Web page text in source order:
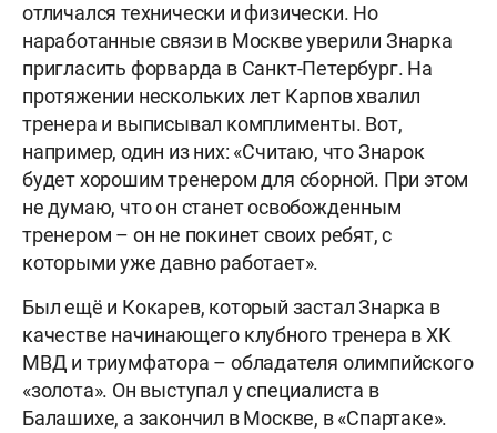
отличался технически и физически. Но
наработанные связи в Москве уверили Знарка
пригласить форварда в Санкт-Петербург. На
протяжении нескольких лет Карпов хвалил
тренера и выписывал комплименты. Вот,
например, один из них: «Считаю, что Знарок
будет хорошим тренером для сборной. При этом
не думаю, что он станет освобожденным
тренером – он не покинет своих ребят, с
которыми уже давно работает».
Был ещё и Кокарев, который застал Знарка в
качестве начинающего клубного тренера в ХК
МВД и триумфатора – обладателя олимпийского
«золота». Он выступал у специалиста в
Балашихе, а закончил в Москве, в «Спартаке».